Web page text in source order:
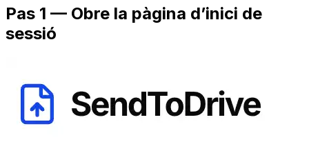
Pas 1 — Obre la pàgina d’inici de
sessió